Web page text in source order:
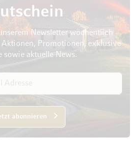
Newsletter wöchentlich
Aktionen, Promotionen, exklusive
sowie aktuelle News.
abonnieren